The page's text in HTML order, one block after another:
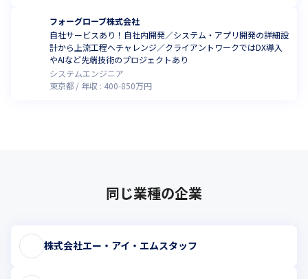
フォーグローブ株式会社
自社サービスあり！自社内開発／システム・アプリ開発の詳細設
計から上流工程へチャレンジ／クライアントワークではDX導入
やAIなど先端技術のプロジェクトあり
システムエンジニア
東京都
年収 : 400-850万円
同じ業種の企業
株式会社エー・アイ・エムスタッフ